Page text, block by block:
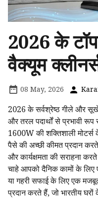
2026 के
वैक्यूम
08 May, 2026
2026 के सर्वश्रेष्ठ गीले और
और तरल पदार्थों से प्रभावी
1600W की शक्तिशाली
पैसे की अच्छी कीमत प्रदान
और कार्यक्षमता की सराहना
चाहे आपको दैनिक कामों के लिए
या गहरी सफाई के लिए एक
प्रदान करते हैं, जो भारतीय